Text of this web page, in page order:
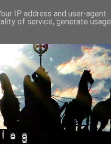
IP address and user-agent
of service, generate usage